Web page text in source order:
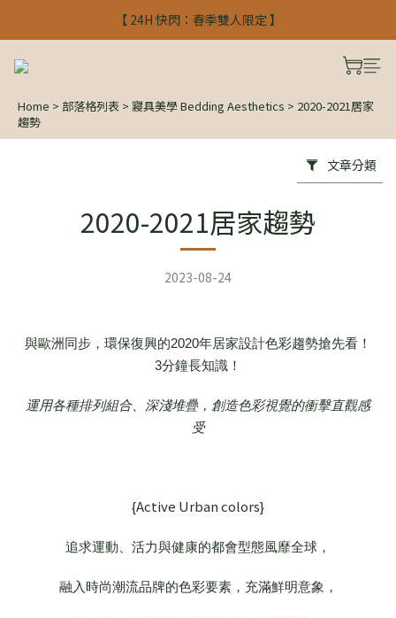
【 24H 快閃：春季雙人限定 】
【 24H 快閃：春季雙人限定 】
【 24H 快閃：春季雙人限定 】
Home > 部落格列表 > 寢具美學 Bedding Aesthetics > 2020-2021居家
趨勢
文章分類
2020-2021居家趨勢
2023-08-24
與歐洲同步，環保復興的2020年居家設計色彩趨勢搶先看！
3分鐘長知識！
運用各種排列組合、深淺堆疊， 創造色彩視覺的衝擊直觀感
受
{Active Urban colors}
追求運動、活力與健康的都會型態風靡全球，
融入時尚潮流品牌的色彩要素，充滿鮮明意象，